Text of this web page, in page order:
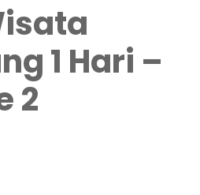
1 Hari –
2